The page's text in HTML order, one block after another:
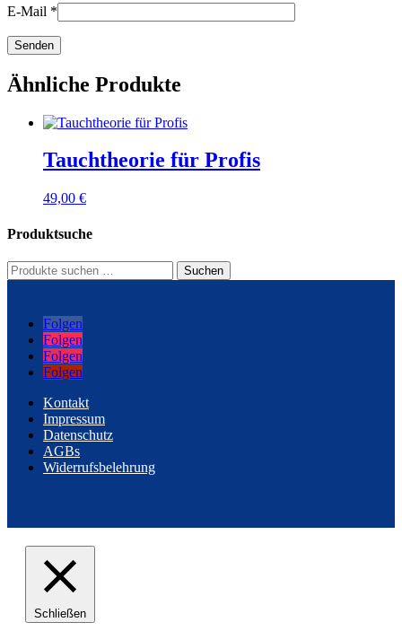
E-Mail *
Ähnliche Produkte
Tauchtheorie für Profis
49,00 €
Produktsuche
Suchen
nach:
Suchen
Folgen
Folgen
Folgen
Folgen
Kontakt
Impressum
Datenschutz
AGBs
Widerrufsbelehrung
Schließen